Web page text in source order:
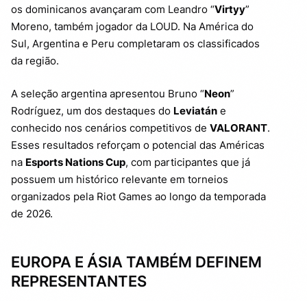
os dominicanos avançaram com Leandro “Virtyy”
Moreno, também jogador da LOUD. Na América do
Sul, Argentina e Peru completaram os classificados
da região.
A seleção argentina apresentou Bruno “Neon”
Rodríguez, um dos destaques do Leviatán e
conhecido nos cenários competitivos de VALORANT.
Esses resultados reforçam o potencial das Américas
na Esports Nations Cup, com participantes que já
possuem um histórico relevante em torneios
organizados pela Riot Games ao longo da temporada
de 2026.
EUROPA E ÁSIA TAMBÉM DEFINEM
REPRESENTANTES